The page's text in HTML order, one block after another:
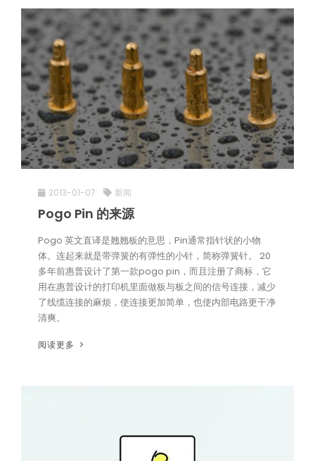
2013-01-07 新闻
Pogo Pin 的来源
Pogo 英文直译是翘翘板的意思，Pin通常指针状的小物
体。连起来就是带弹簧的有弹性的小针，简称弹簧针。 20
多年前惠普设计了第一款pogo pin，而且注册了商标，它
用在惠普设计的打印机里面做板与板之间的信号连接，减少
了线缆连接的麻烦，使连接更加简单，也使内部电路更干净
清爽。
阅读更多